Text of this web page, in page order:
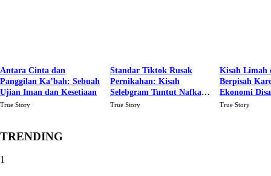
Antara Cinta dan
Panggilan Ka’bah: Sebuah
Ujian Iman dan Kesetiaan
True Story
Standar Tiktok Rusak
Pernikahan: Kisah
Selebgram Tuntut Nafkah
Rp.15 Juta Perbulan
True Story
Kisah Limah
Berpisah
Ekonomi
Karena Cinta
True Story
TRENDING
1